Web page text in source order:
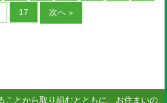
17
次へ »